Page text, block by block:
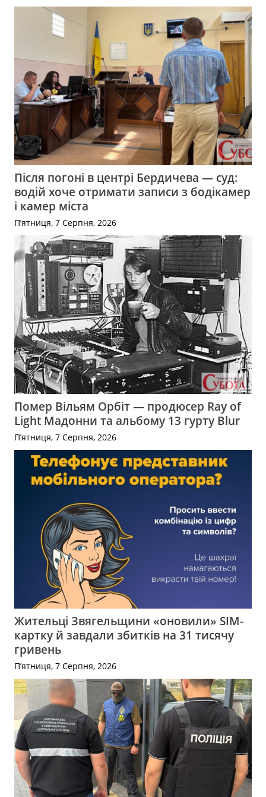
Після погоні в центрі Бердичева — суд:
водій хоче отримати записи з бодікамер
і камер міста
П’ятниця, 7 Серпня, 2026
Помер Вільям Орбіт — продюсер Ray of
Light Мадонни та альбому 13 гурту Blur
П’ятниця, 7 Серпня, 2026
Жительці Звягельщини «оновили» SIM-
картку й завдали збитків на 31 тисячу
гривень
П’ятниця, 7 Серпня, 2026